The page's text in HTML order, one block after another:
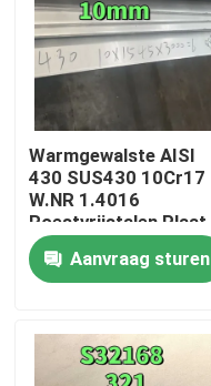
Huis
Warmgewalste AISI
430 SUS430 10Cr17
W.NR 1.4016
Roestvrijstalen Plaat
10*1500*6000 NO.1
Oppervlak
Aanvraag sturen